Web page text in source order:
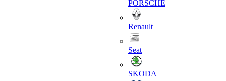
PORSCHE
Renault
Seat
SKODA